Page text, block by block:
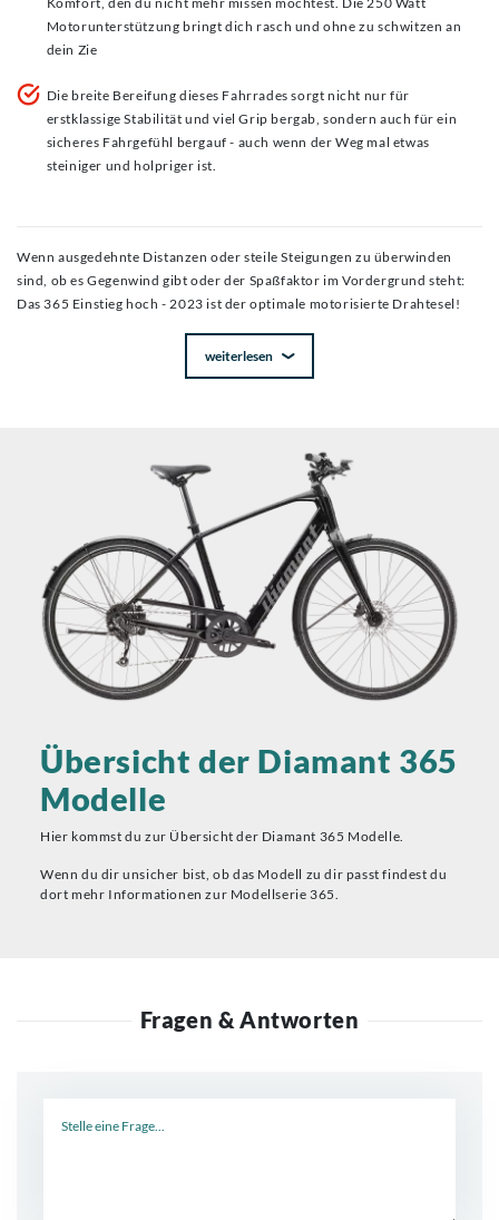
Motorunterstützung bringt dich rasch und ohne zu schwitzen an
dein Zie
Die breite Bereifung dieses Fahrrades sorgt nicht nur für
erstklassige Stabilität und viel Grip bergab, sondern auch für ein
sicheres Fahrgefühl bergauf - auch wenn der Weg mal etwas
steiniger und holpriger ist.
Wenn ausgedehnte Distanzen oder steile Steigungen zu überwinden
sind, ob es Gegenwind gibt oder der Spaßfaktor im Vordergrund steht:
Das 365 Einstieg hoch - 2023 ist der optimale motorisierte Drahtesel!
weiterlesen
Übersicht der Diamant 365
Modelle
Hier kommst du zur Übersicht der Diamant 365 Modelle.
Wenn du dir unsicher bist, ob das Modell zu dir passt findest du
dort mehr Informationen zur Modellserie 365.
Fragen & Antworten